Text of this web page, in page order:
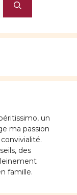
un
ma passion
des
famille.